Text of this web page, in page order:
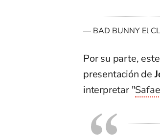
— BAD BUNNY El
Por su parte,
presentación de
interpretar "